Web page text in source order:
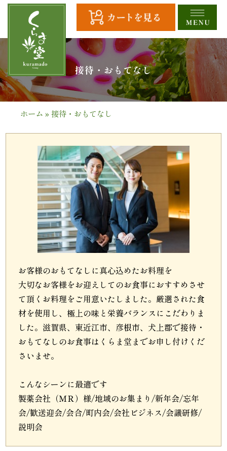
へ
ス
キ
HOME
全
当
折
詰
弁
会
席
接待・おもてなし
ホーム » 接待・おもてなし
お客様のおもてなしに真心込めたお料理を
大切なお客様をお迎えしてのお食事におすすめさせ
て頂くお料理をご用意いたしました。厳選された食
材を使用し、極上の味と栄養バランスにこだわりま
した。滋賀県、東近江市、彦根市、犬上郡で接待・
おもてなしのお食事はくらま堂までお申し付けくだ
さいませ。
こんなシーンに最適です
製薬会社（ＭＲ）様/地域のお集まり/新年会/忘年
会/歓送迎会/会合/町内会/会社ビジネス/会議研修/
説明会